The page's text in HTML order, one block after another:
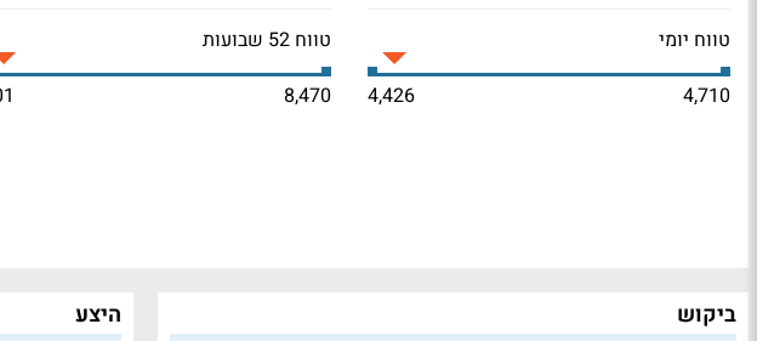
טווח יומי
4,710
4,426
טווח 52 שבועות
8,470
ביקוש היצע